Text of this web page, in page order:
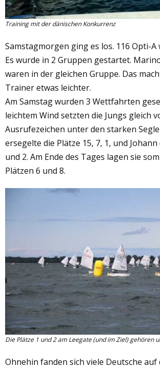
Training mit der dänischen Konkurrenz
Samstagmorgen ging es los. 116 Opti-A
Es wurde in 2 Gruppen gestartet.
waren in der gleichen Gruppe. Das
Trainer etwas leichter.
Am Samstag wurden 3 Wettfahrten
leichtem Wind setzten die Jungs gleich
Ausrufezeichen unter den starken
ersegelte die Plätze 15, 7, 1, und Johann
und 2. Am Ende des Tages lagen sie
Plätzen 6 und 8.
Die Plätze 1 und 2 am Leegate (und im Ziel) gehören
Ohnehin fanden sich viele Deutsche